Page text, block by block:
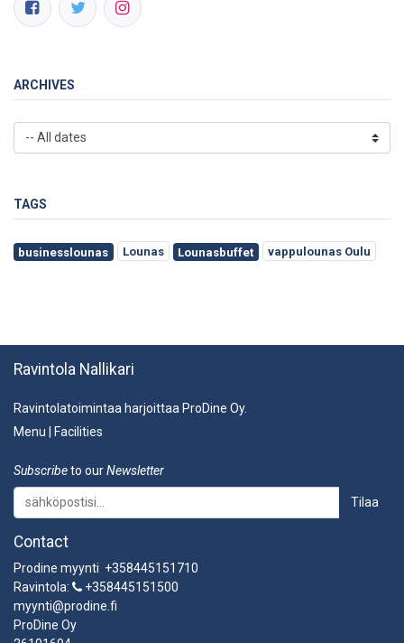
ARCHIVES
TAGS
businesslounas Lounas Lounasbuffet vappulounas Oulu
Ravintola Nallikari
Ravintolatoimintaa harjoittaa ProDine Oy.
Menu
Facilities
Subscribeto ourNewsletter
Tilaa
Contact
Prodine myynti +358445151710
Ravintola:
+358445151500
myynti@prodine.fi
ProDine Oy